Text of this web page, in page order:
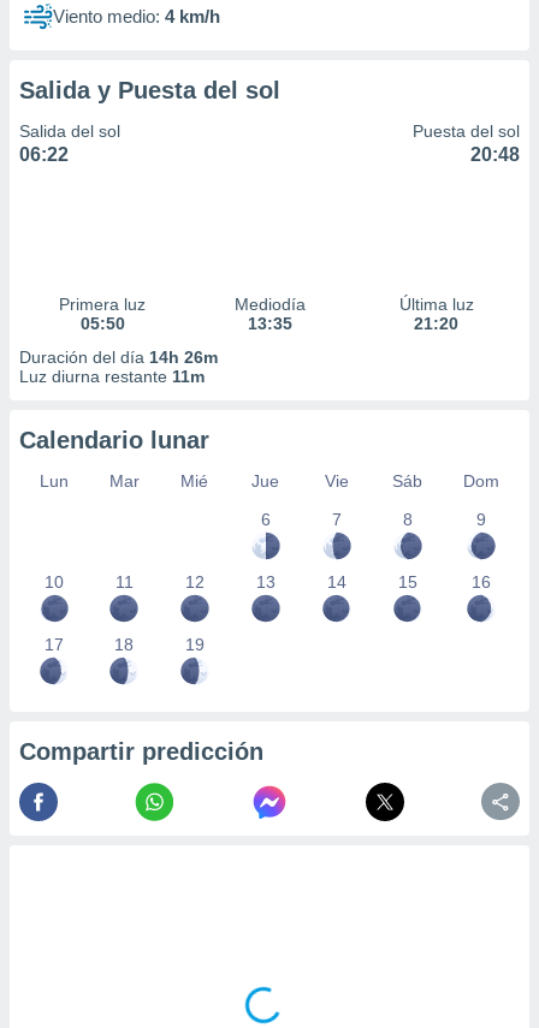
Viento medio: 4 km/h
Salida y Puesta del sol
Salida del sol
06:22
Puesta del sol
20:48
Primera luz
05:50
Mediodía
13:35
Última luz
21:20
Duración del día 14h 26m
Luz diurna restante 11m
Calendario lunar
Lun Mar Mié Jue Vie Sáb
Dom
6
7 8 9
10 11 12 13 14 15 16
17 18 19
Compartir predicción